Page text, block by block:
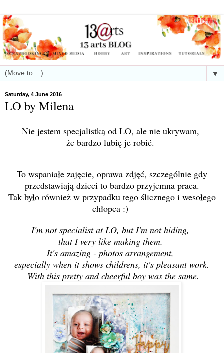
▼
Saturday, 4 June 2016
LO by Milena
Nie jestem specjalistką od LO, ale nie ukrywam,
że bardzo lubię je robić.
To wspaniałe zajęcie, oprawa zdjęć, szczególnie gdy
przedstawiają dzieci to bardzo przyjemna praca.
Tak było również w przypadku tego ślicznego i wesołego
chłopca :)
I'm not specialist at LO, but I'm not hiding,
that I very like making them.
It's amazing - photos arrangement,
especially when it shows childrens, it's pleasant work.
With this pretty and cheerful boy was the same.